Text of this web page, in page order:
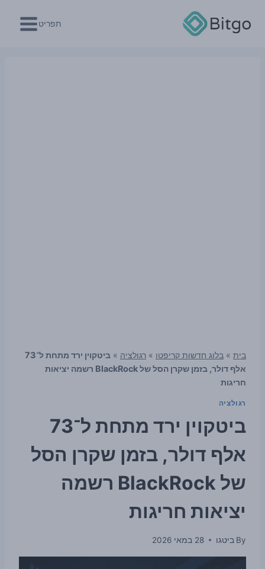
תפריט
בית » בלוג חדשות קריפטו » רגולציה »
ביטקוין ירד מתחת ל־73
אלף דולר, בזמן שקרן הסל של BlackRock רשמה יציאות
חריגות
רגולציה
ביטקוין ירד מתחת ל־73
אלף דולר, בזמן שקרן הסל
של BlackRock רשמה
יציאות חריגות
By ביטגו 28 במאי 2026